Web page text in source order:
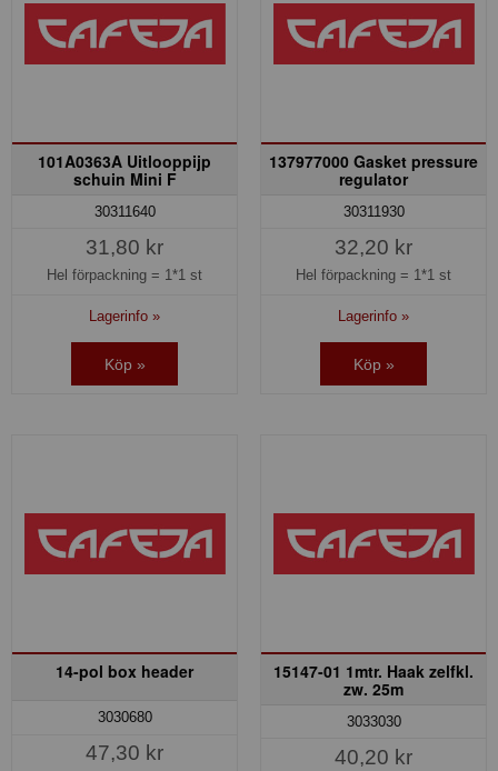
101A0363A Uitlooppijp
schuin Mini F
30311640
31,80 kr
Hel förpackning = 1*1 st
Lagerinfo »
Köp »
137977000 Gasket pressure
regulator
30311930
32,20 kr
Hel förpackning = 1*1 st
Lagerinfo »
Köp »
14-pol box header
3030680
47,30 kr
15147-01 1mtr. Haak zelfkl.
zw. 25m
3033030
40,20 kr